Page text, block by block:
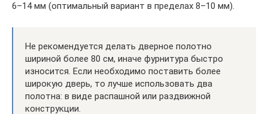
6–14 мм (оптимальный вариант в пределах 8–10 мм).
Не рекомендуется делать дверное полотно
шириной более 80 см, иначе фурнитура быстро
износится. Если необходимо поставить более
широкую дверь, то лучше использовать два
полотна: в виде распашной или раздвижной
конструкции.